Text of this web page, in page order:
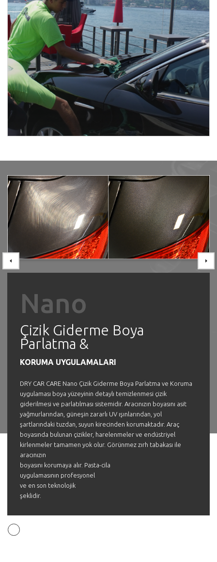
Nano
Çizik Giderme Boya
Parlatma &
KORUMA UYGULAMALARI
DRY CAR CARE Nano Çizik Giderme Boya Parlatma ve Koruma
uygulaması boya yüzeyinin detaylı temizlenmesi çizik
giderilmesi ve parlatılması sistemidir. Aracınızın boyasını asit
yağmurlarından, güneşin zararlı UV ışınlarından, yol
şartlarındaki tuzdan, suyun kirecinden korumaktadır. Araç
boyasında bulunan çizikler, harelenmeler ve endüstriyel
kirlenmeler tamamen yok olur. Görünmez zırh tabakası ile
aracınızın
boyasını korumaya alır. Pasta-cila
uygulamasının profesyonel
ve en son teknolojik
şeklidir.
Previous